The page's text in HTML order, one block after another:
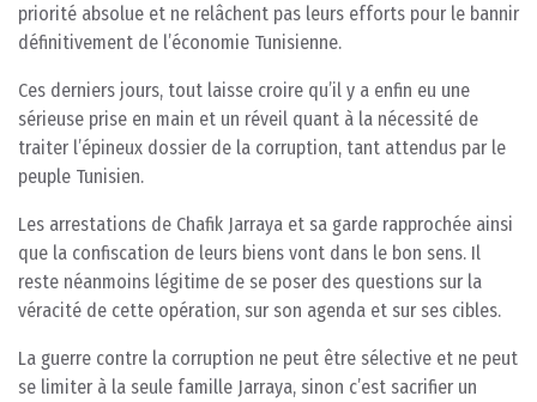
priorité absolue et ne relâchent pas leurs efforts pour le bannir
définitivement de l’économie Tunisienne.
Ces derniers jours, tout laisse croire qu’il y a enfin eu une
sérieuse prise en main et un réveil quant à la nécessité de
traiter l’épineux dossier de la corruption, tant attendus par le
peuple Tunisien.
Les arrestations de Chafik Jarraya et sa garde rapprochée ainsi
que la confiscation de leurs biens vont dans le bon sens. Il
reste néanmoins légitime de se poser des questions sur la
véracité de cette opération, sur son agenda et sur ses cibles.
La guerre contre la corruption ne peut être sélective et ne peut
se limiter à la seule famille Jarraya, sinon c’est sacrifier un